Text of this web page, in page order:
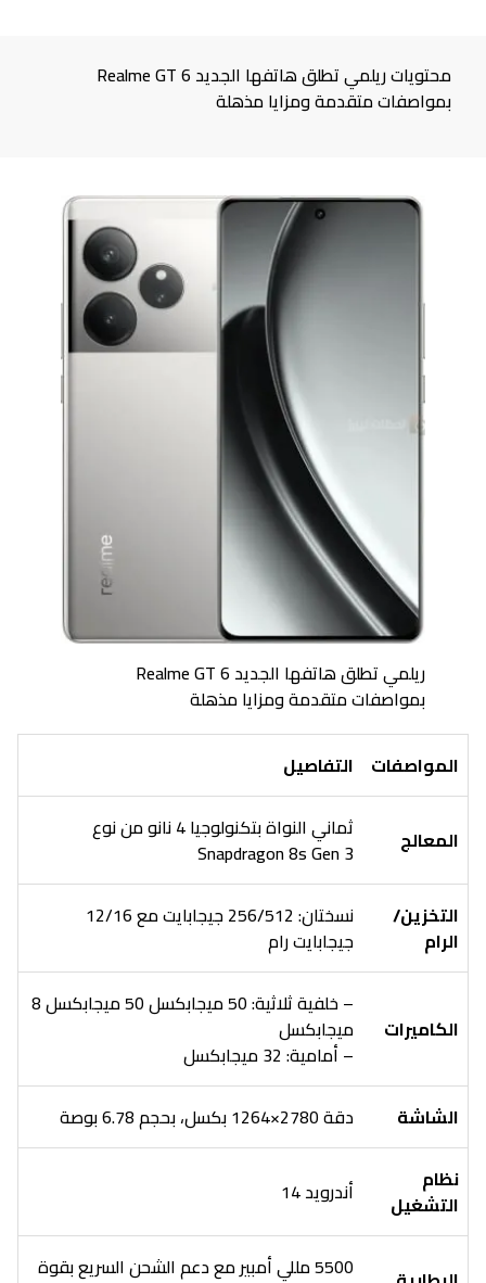
محتويات ريلمي تطلق هاتفها الجديد Realme GT 6
بمواصفات متقدمة ومزايا مذهلة
ريلمي تطلق هاتفها الجديد Realme GT 6
بمواصفات متقدمة ومزايا مذهلة
المواصفات التفاصيل
المعالج
ثماني النواة بتكنولوجيا 4 نانو من نوع
Snapdragon 8s Gen 3
التخزين/
الرام
نسختان: 256/512 جيجابايت مع 12/16
جيجابايت رام
الكاميرات
– خلفية ثلاثية: 50 ميجابكسل 50 ميجابكسل 8
ميجابكسل
– أمامية: 32 ميجابكسل
الشاشة
دقة 2780×1264 بكسل، بحجم 6.78 بوصة
نظام
التشغيل
أندرويد 14
5500 مللي أمبير مع دعم الشحن السريع بقوة